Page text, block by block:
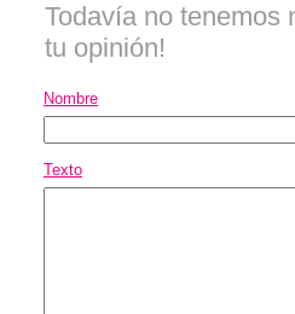
Todavía no tenemos
tu opinión!
Nombre
Texto